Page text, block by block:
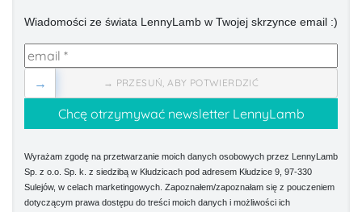
Wiadomości ze świata LennyLamb w Twojej skrzynce email :)
→ PRZESUŃ, ABY POTWIERDZIĆ
→
Wyrażam zgodę na przetwarzanie moich danych osobowych przez LennyLamb
Sp. z o.o. Sp. k. z siedzibą w Kłudzicach pod adresem Kłudzice 9, 97-330
Sulejów, w celach marketingowych. Zapoznałem/zapoznałam się z pouczeniem
dotyczącym prawa dostępu do treści moich danych i możliwości ich